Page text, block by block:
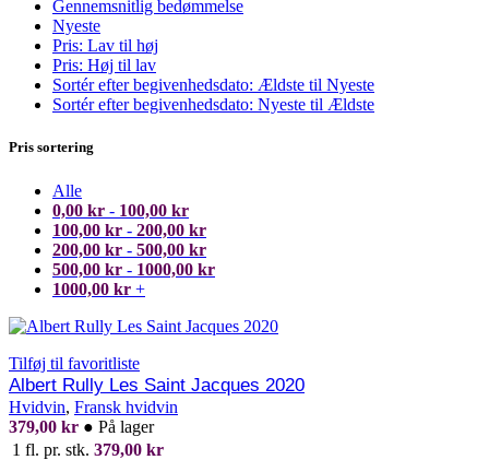
Gennemsnitlig bedømmelse
Nyeste
Pris: Lav til høj
Pris: Høj til lav
Sortér efter begivenhedsdato: Ældste til Nyeste
Sortér efter begivenhedsdato: Nyeste til Ældste
Pris sortering
Alle
0,00 kr - 100,00 kr
100,00 kr - 200,00 kr
200,00 kr - 500,00 kr
500,00 kr - 1000,00 kr
1000,00 kr +
Tilføj til favoritliste
Albert Rully Les Saint Jacques 2020
Hvidvin, Fransk hvidvin
379,00 kr ● På lager
1 fl. pr. stk. 379,00 kr